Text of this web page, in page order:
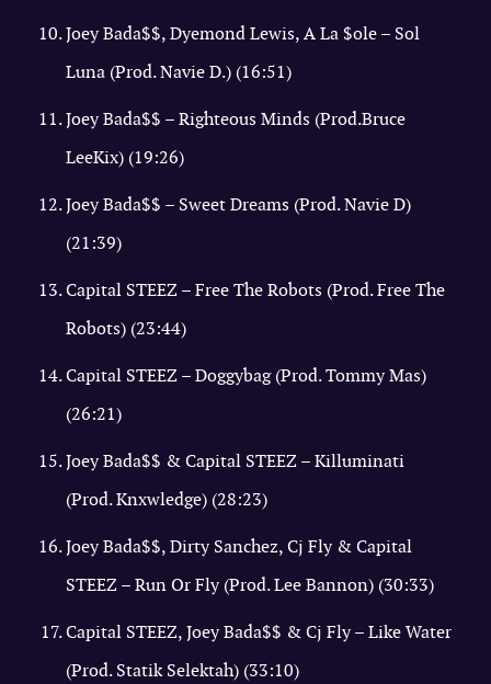
Joey Bada$$, Dyemond Lewis, A La $ole – Sol
Luna (Prod. Navie D.) (16:51)
Joey Bada$$ – Righteous Minds (Prod.Bruce
LeeKix) (19:26)
Joey Bada$$ – Sweet Dreams (Prod. Navie D)
(21:39)
Capital STEEZ – Free The Robots (Prod. Free The
Robots) (23:44)
Capital STEEZ – Doggybag (Prod. Tommy Mas)
(26:21)
Joey Bada$$ & Capital STEEZ – Killuminati
(Prod. Knxwledge) (28:23)
Joey Bada$$, Dirty Sanchez, Cj Fly & Capital
STEEZ – Run Or Fly (Prod. Lee Bannon) (30:33)
Capital STEEZ, Joey Bada$$ & Cj Fly – Like Water
(Prod. Statik Selektah) (33:10)